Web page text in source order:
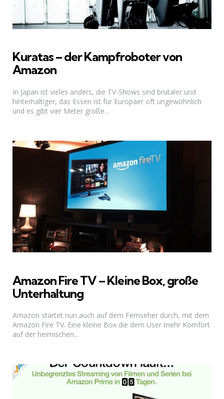
Kuratas – der Kampfroboter von
Amazon
In Japan ist vieles anders, die TV-Shows sind brutaler und
hinterhältiger, das Essen ist für Europäer oft ungewöhnlich
und es gibt vier Meter große...
Amazon Fire TV – Kleine Box, große
Unterhaltung
Amazon startet nun auch auf dem Fernseher durch, mit dem
Amazon Fire TV. Eine kleine Box die dem User mehr Komfort
auf der heimischen...